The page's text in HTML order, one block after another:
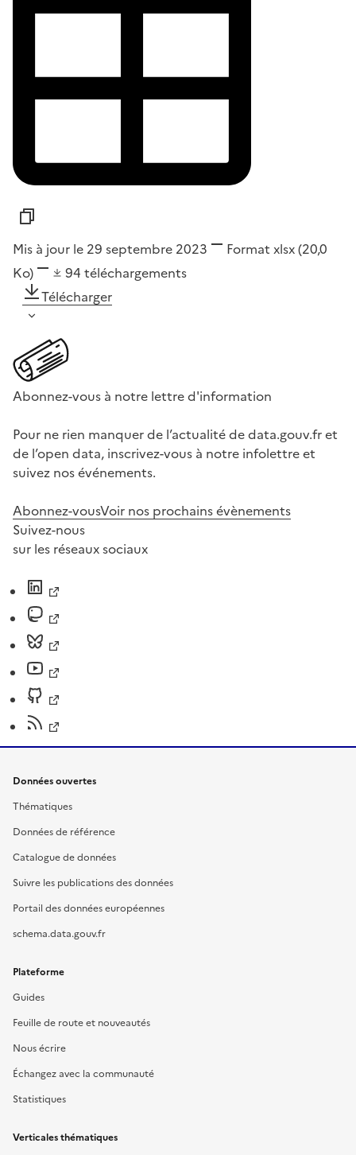
Mis à jour le 29 septembre 2023 Format xlsx(20,0
Ko)
94 téléchargements
Télécharger
Abonnez-vous à notre lettre d'information
Pour ne rien manquer de l’actualité de data.gouv.fr et
de l’open data, inscrivez-vous à notre infolettre et
suivez nos événements.
Abonnez-vousVoir nos prochains évènements
Suivez-nous
sur les réseaux sociaux
Données ouvertes
Thématiques
Données de référence
Catalogue de données
Suivre les publications des données
Portail des données européennes
schema.data.gouv.fr
Plateforme
Guides
Feuille de route et nouveautés
Nous écrire
Échangez avec la communauté
Statistiques
Verticales thématiques